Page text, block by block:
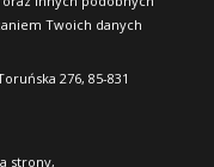
Twoich danych
276, 85-831
strony,